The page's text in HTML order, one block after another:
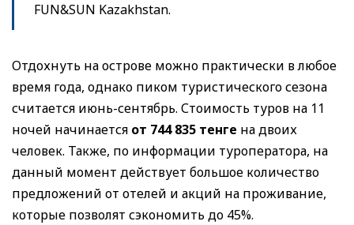
FUN&SUN Kazakhstan.
Отдохнуть на острове можно практически в любое
время года, однако пиком туристического сезона
считается июнь-сентябрь. Стоимость туров на 11
ночей начинается от 744 835 тенге на двоих
человек. Также, по информации туроператора, на
данный момент действует большое количество
предложений от отелей и акций на проживание,
которые позволят сэкономить до 45%.